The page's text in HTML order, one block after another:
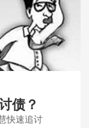
债？
快速追讨